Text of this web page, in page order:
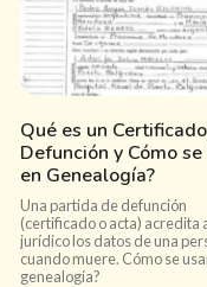
Qué es un
Defunción y Cómo se
en Genealogía?
Una partida de defunción
(certificado o acta) acredita
jurídico los datos de una
cuando muere. Cómo se
genealogía?